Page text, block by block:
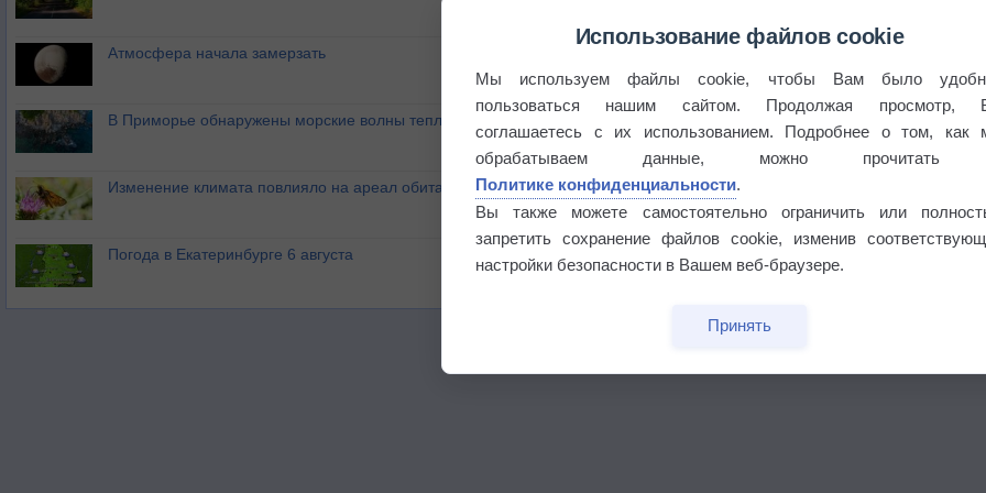
Атмосфера начала замерзать
В Приморье обнаружены морские волны тепла
Изменение климата повлияло на ареал обитания бабочек
Погода в Екатеринбурге 6 августа
Использование файлов cookie
Мы используем файлы cookie, чтобы Вам было
пользоваться нашим сайтом. Продолжая просмотр,
соглашаетесь с их использованием. Подробнее о том, как
обрабатываем данные, можно прочитать
Политике конфиденциальности.
Вы также можете самостоятельно ограничить или
запретить сохранение файлов cookie, изменив
настройки безопасности в Вашем веб-браузере.
Принять